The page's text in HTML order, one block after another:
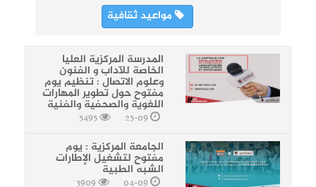
مواعيد ثقافية
المدرسة المركزية العليا
الخاصة للآداب و الفنون
وعلوم الاتصال : تنظيم يوم
مفتوح حول تطوير المهارات
اللغوية والصحفية والفنية
الجامعة المركزية : يوم
مفتوح لتشغيل الإطارات
الشبه الطبية